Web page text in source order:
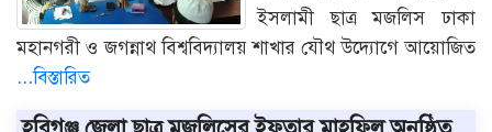
ইসলামী ছাত্র মজলিস ঢাকা
মহানগরী ও জগন্নাথ বিশ্ববিদ্যালয় শাখার যৌথ উদ্যোগে আয়োজিত
...বিস্তারিত